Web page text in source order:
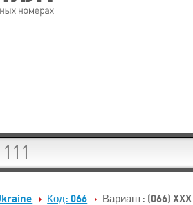
Код: 066 Вариант: (066) XXX